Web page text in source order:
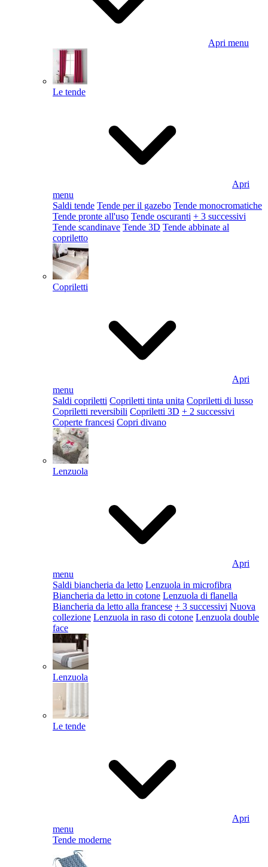
Apri menu
Le tende
Apri
menu
Saldi tende Tende per il gazebo Tende monocromatiche
Tende pronte all'uso Tende oscuranti + 3 successivi
Tende scandinave Tende 3D Tende abbinate al
copriletto
Copriletti
Apri
menu
Saldi copriletti Copriletti tinta unita Copriletti di lusso
Copriletti reversibili Copriletti 3D + 2 successivi
Coperte francesi Copri divano
Lenzuola
Apri
menu
Saldi biancheria da letto Lenzuola in microfibra
Biancheria da letto in cotone Lenzuola di flanella
Biancheria da letto alla francese + 3 successivi Nuova
collezione Lenzuola in raso di cotone Lenzuola double
face
Lenzuola
Le tende
Apri
menu
Tende moderne